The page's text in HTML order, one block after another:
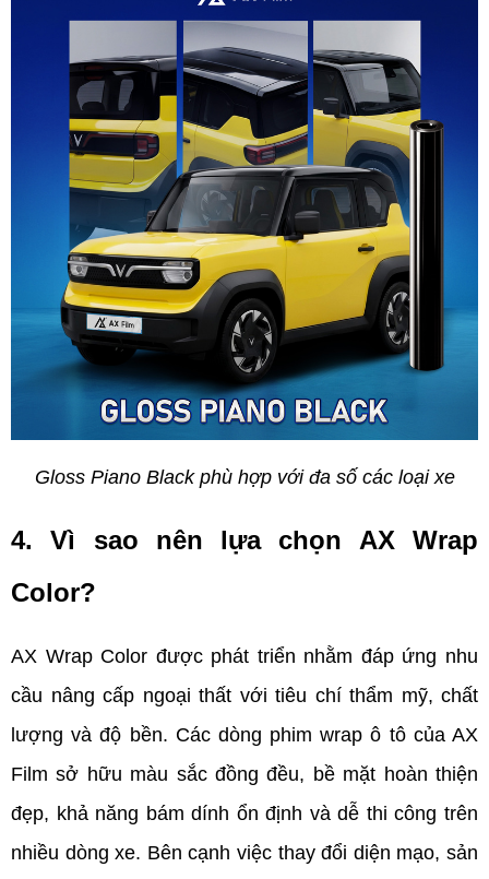
Gloss Piano Black phù hợp với đa số các loại xe
4. Vì sao nên lựa chọn AX Wrap
Color?
AX Wrap Color được phát triển nhằm đáp ứng nhu
cầu nâng cấp ngoại thất với tiêu chí thẩm mỹ, chất
lượng và độ bền. Các dòng phim wrap ô tô của AX
Film sở hữu màu sắc đồng đều, bề mặt hoàn thiện
đẹp, khả năng bám dính ổn định và dễ thi công trên
nhiều dòng xe. Bên cạnh việc thay đổi diện mạo, sản